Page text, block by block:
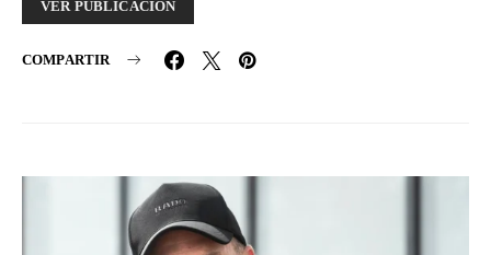
VER PUBLICACIÓN
COMPARTIR